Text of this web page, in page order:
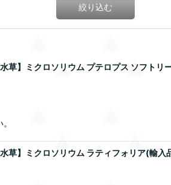
絞り込む
草】ミクロソリウム プテロプス ソフト
草】ミクロソリウム ラティフォリア(輸